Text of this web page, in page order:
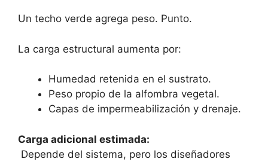
Un techo verde agrega peso. Punto.
La carga estructural aumenta por:
Humedad retenida en el sustrato.
Peso propio de la alfombra vegetal.
Capas de impermeabilización y drenaje.
Carga adicional estimada:
Depende del sistema, pero los diseñadores